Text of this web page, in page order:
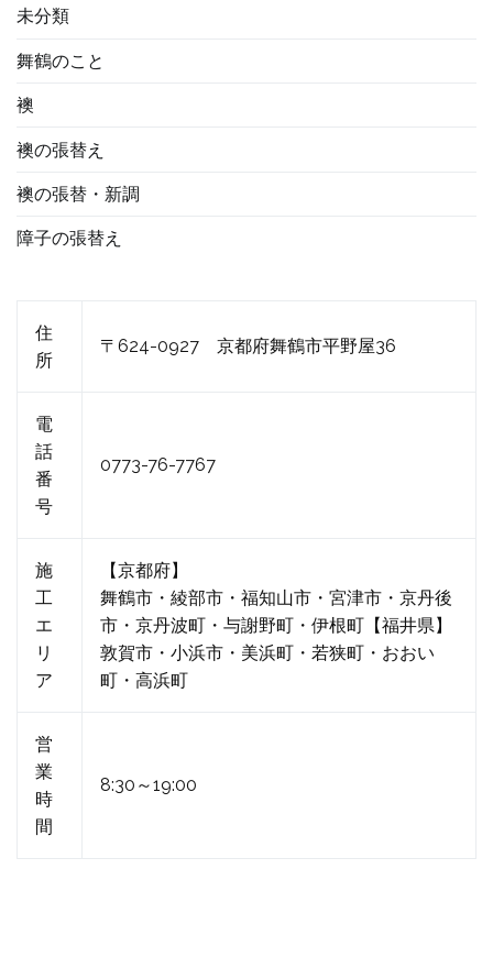
未分類
舞鶴のこと
襖
襖の張替え
襖の張替・新調
障子の張替え
住
所
〒624-0927 京都府舞鶴市平野屋36
電
話
番
号
0773-76-7767
施
工
エ
リ
ア
【京都府】
舞鶴市・綾部市・福知山市・宮津市・京丹後
市・京丹波町・与謝野町・伊根町【福井県】
敦賀市・小浜市・美浜町・若狭町・おおい
町・高浜町
営
業
時
間
8:30～19:00